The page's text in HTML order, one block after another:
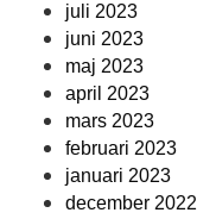
juli 2023
juni 2023
maj 2023
april 2023
mars 2023
februari 2023
januari 2023
december 2022